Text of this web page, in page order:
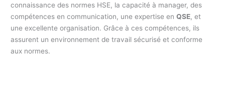
connaissance des normes HSE, la capacité à manager, des
compétences en communication, une expertise enQSE, et
une excellente organisation. Grâce à ces compétences, ils
assurent un environnement de travail sécurisé et conforme
aux normes.